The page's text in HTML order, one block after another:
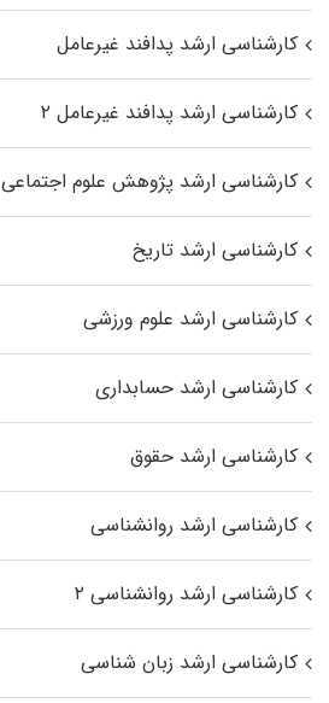
کارشناسی ارشد پدافند غیرعامل
کارشناسی ارشد پدافند غیرعامل ۲
کارشناسی ارشد پژوهش علوم اجتماعی
کارشناسی ارشد تاریخ
کارشناسی ارشد علوم ورزشی
کارشناسی ارشد حسابداری
کارشناسی ارشد حقوق
کارشناسی ارشد روانشناسی
کارشناسی ارشد روانشناسی ۲
کارشناسی ارشد زبان شناسی